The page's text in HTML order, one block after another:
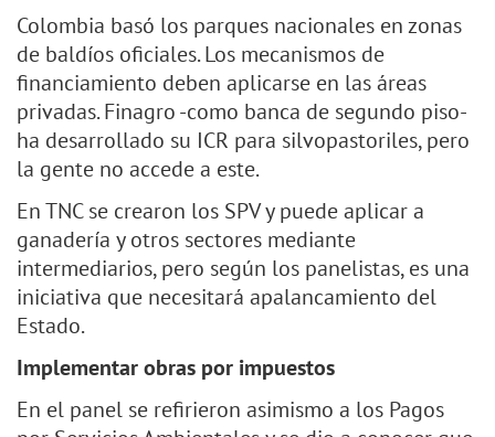
Colombia basó los parques nacionales en zonas
de baldíos oficiales. Los mecanismos de
financiamiento deben aplicarse en las áreas
privadas. Finagro -como banca de segundo piso-
ha desarrollado su ICR para silvopastoriles, pero
la gente no accede a este.
En TNC se crearon los SPV y puede aplicar a
ganadería y otros sectores mediante
intermediarios, pero según los panelistas, es una
iniciativa que necesitará apalancamiento del
Estado.
Implementar obras por impuestos
En el panel se refirieron asimismo a los Pagos